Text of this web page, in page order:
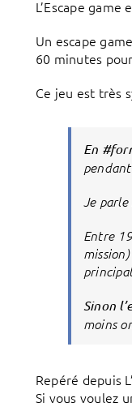
L’Escape
Un escape
60 minutes
Ce jeu est très
En
Je parle
Entre
Sinon
moins
Repéré depuis
Si vous voulez